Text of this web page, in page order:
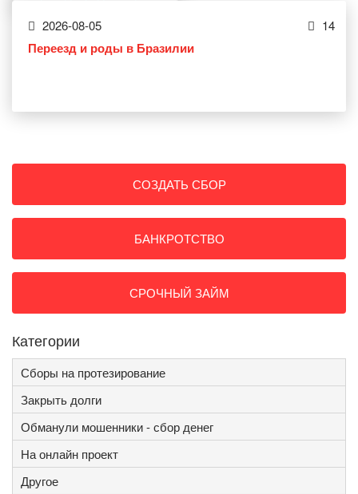
2026-08-05 14
Переезд и роды в Бразилии
СОЗДАТЬ СБОР
БАНКРОТСТВО
СРОЧНЫЙ ЗАЙМ
Категории
Сборы на протезирование
Закрыть долги
Обманули мошенники - сбор денег
На онлайн проект
Другое